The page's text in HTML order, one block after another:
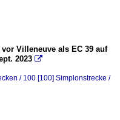
Villeneuve als EC 39 auf
2023 
/ 100 [100] Simplonstrecke /